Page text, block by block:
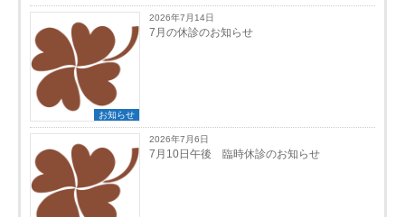
お知らせ
2026年7月14日
7月の休診のお知らせ
2026年7月6日
7月10日午後 臨時休診のお知らせ